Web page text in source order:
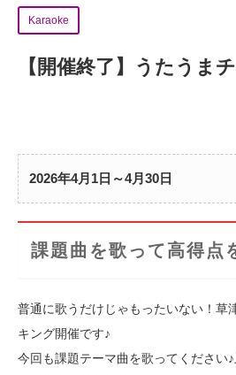
Karaoke
【開催終了】 うたうま
2026年4月1日～4月30日
課題曲を歌って高得点
普通に歌うだけじゃもったいない！草
キング開催です♪
今回も課題テーマ曲を歌ってください